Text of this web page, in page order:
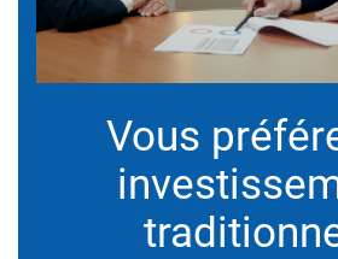
Vous